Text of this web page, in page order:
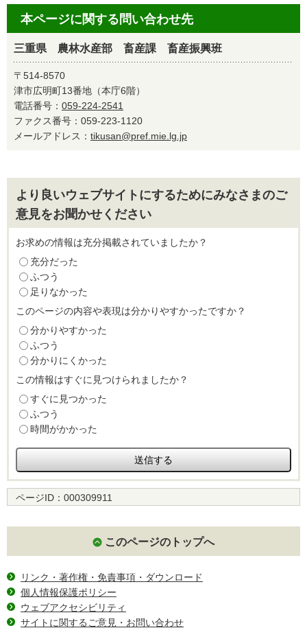
本ページに関する問い合わせ先
三重県 農林水産部 畜産課 畜産振興班
〒514-8570
津市広明町13番地（本庁6階）
電話番号： 059-224-2541
ファクス番号：059-223-1120
メールアドレス： tikusan@pref.mie.lg.jp
より良いウェブサイトにするためにみなさまのご
意見をお聞かせください
お求めの情報は充分掲載されていましたか？
充分だった
ふつう
足りなかった
このページの内容や表現は分かりやすかったですか？
分かりやすかった
ふつう
分かりにくかった
この情報はすぐに見つけられましたか？
すぐに見つかった
ふつう
時間がかかった
ページID： 000309911
このページのトップへ
リンク・著作権・免責事項・ダウンロード
個人情報保護ポリシー
ウェブアクセシビリティ
サイトに関するご意見・お問い合わせ